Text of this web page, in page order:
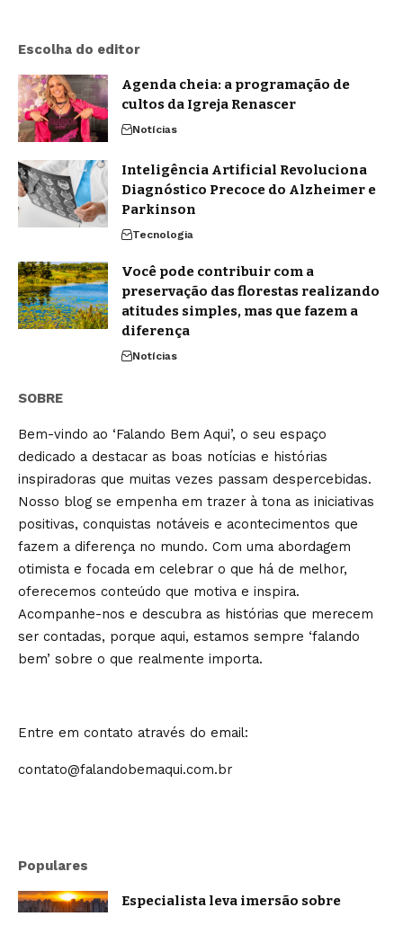
Escolha do editor
Agenda cheia: a programação de
cultos da Igreja Renascer
Notícias
Inteligência Artificial Revoluciona
Diagnóstico Precoce do Alzheimer e
Parkinson
Tecnologia
Você pode contribuir com a
preservação das florestas realizando
atitudes simples, mas que fazem a
diferença
Notícias
SOBRE
Bem-vindo ao ‘Falando Bem Aqui’, o seu espaço
dedicado a destacar as boas notícias e histórias
inspiradoras que muitas vezes passam despercebidas.
Nosso blog se empenha em trazer à tona as iniciativas
positivas, conquistas notáveis e acontecimentos que
fazem a diferença no mundo. Com uma abordagem
otimista e focada em celebrar o que há de melhor,
oferecemos conteúdo que motiva e inspira.
Acompanhe-nos e descubra as histórias que merecem
ser contadas, porque aqui, estamos sempre ‘falando
bem’ sobre o que realmente importa.
Entre em contato através do email:
contato@falandobemaqui.com.br
Populares
Especialista leva imersão sobre